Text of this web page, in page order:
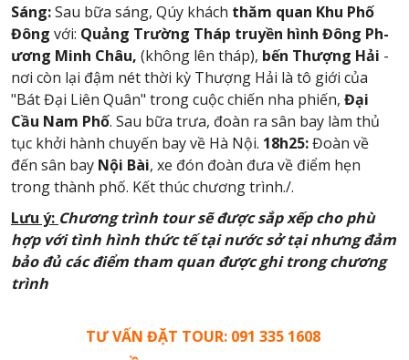
Sáng:Sau bữa sáng, Qúy khách thăm quan Khu Phố
Đông với: Quảng Trường Tháp truyền hình Đông Ph­
ương Minh Châu, (không lên tháp), bến Th­ượng Hải -
nơi còn lại đậm nét thời kỳ Thượng Hải là tô giới của
"Bát Đại Liên Quân" trong cuộc chiến nha phiến, Đại
Cầu Nam Phố. Sau bữa trưa, đoàn ra sân bay làm thủ
tục khởi hành chuyến bay về Hà Nội. 18h25:Đoàn về
đến sân bay Nội Bài, xe đón đoàn đưa về điểm hẹn
trong thành phố. Kết thúc chương trình./.
Lưu ý: Chương trình tour sẽ được sắp xếp cho phù
hợp với tình hình thức tế tại nước sở tại nhưng đảm
bảo đủ các điểm tham quan được ghi trong chương
trình
TƯ VẤN ĐẶT TOUR: 091 335 1608